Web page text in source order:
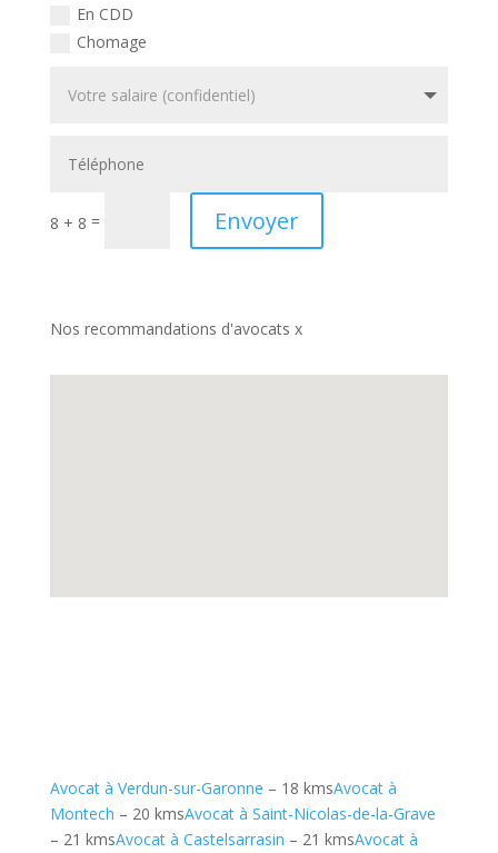
En CDD
Chomage
8 + 8 = Envoyer
Nos recommandations d'avocats x
Avocat à Verdun-sur-Garonne – 18 kmsAvocat à
Montech – 20 kmsAvocat à Saint-Nicolas-de-la-Grave
– 21 kmsAvocat à Castelsarrasin – 21 kmsAvocat à